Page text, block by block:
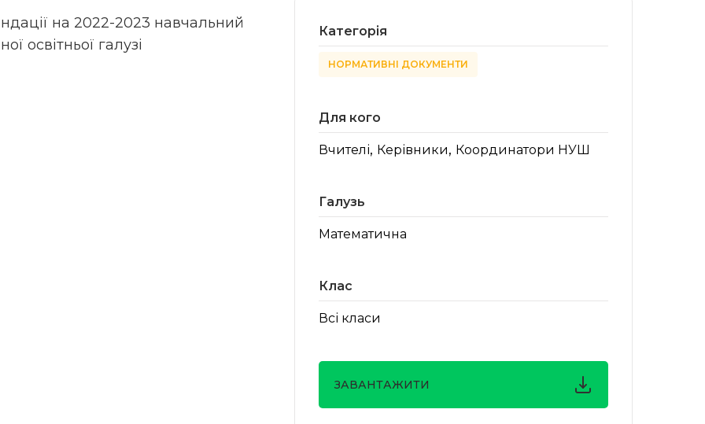
на 2022-2023 навчальний
освітньої галузі
Категорія
НОРМАТИВНІ ДОКУМЕНТИ
Для кого
Вчителі, Керівники, Координатори НУШ
Галузь
Математична
Клас
Всі класи
ЗАВАНТАЖИТИ